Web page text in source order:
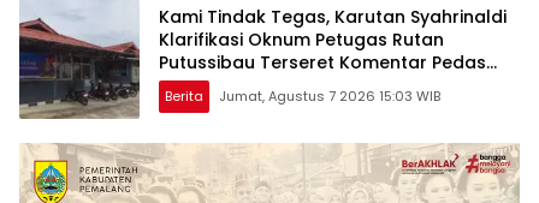
Kami Tindak Tegas, Karutan Syahrinaldi
Klarifikasi Oknum Petugas Rutan
Putussibau Terseret Komentar Pedas
Kasus Pasien BPJS
Berita Jumat, Agustus 7 2026 15:03 WIB